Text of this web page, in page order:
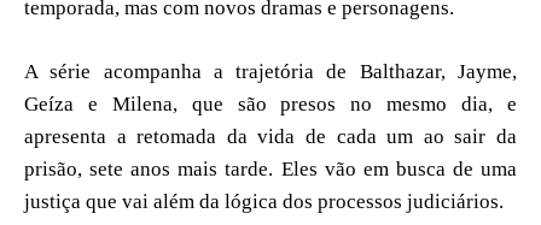
temporada, mas com novos dramas e personagens.
A série acompanha a trajetória de Balthazar, Jayme,
Geíza e Milena, que são presos no mesmo dia, e
apresenta a retomada da vida de cada um ao sair da
prisão, sete anos mais tarde. Eles vão em busca de uma
justiça que vai além da lógica dos processos judiciários.